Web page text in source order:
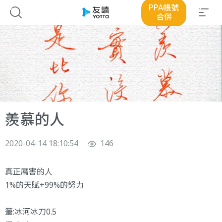
PPA帳號
合併
羨慕的人
2020-04-14 18:10:54 146
真正厲害的人
1%的天賦+99%的努力
筆:冰河冰刀0.5